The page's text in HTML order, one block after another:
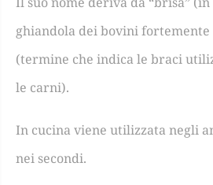
ghiandola dei bovini fortemente
(termine che indica le braci
le carni).
In cucina viene utilizzata negli
nei secondi.